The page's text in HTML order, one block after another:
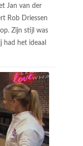
Jan van der
Rob Driessen
Zijn stijl was
had het ideaal